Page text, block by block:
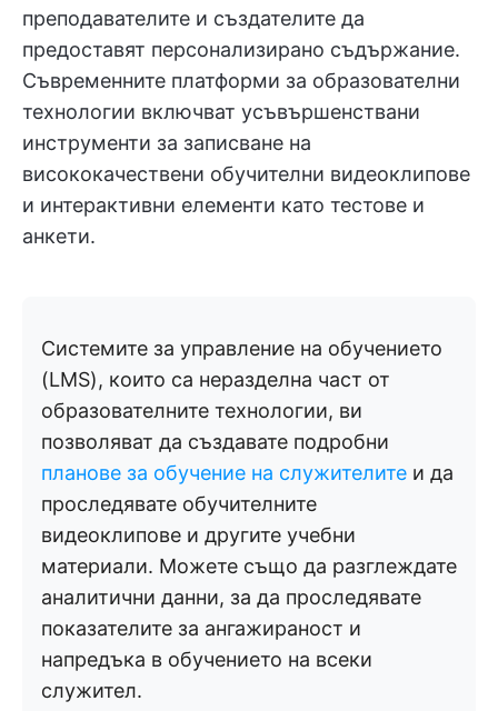
преподавателите и създателите да
предоставят персонализирано съдържание.
Съвременните платформи за образователни
технологии включват усъвършенствани
инструменти за записване на
висококачествени обучителни видеоклипове
и интерактивни елементи като тестове и
анкети.
Системите за управление на обучението
(LMS), които са неразделна част от
образователните технологии, ви
позволяват да създавате подробни
планове за обучение на служителите и да
проследявате обучителните
видеоклипове и другите учебни
материали. Можете също да разглеждате
аналитични данни, за да проследявате
показателите за ангажираност и
напредъка в обучението на всеки
служител.